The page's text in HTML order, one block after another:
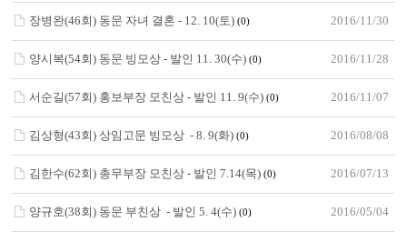
장병완(46회) 동문 자녀 결혼 - 12. 10(토)(0) 2016/11/30
양시복(54회) 동문 빙모상 - 발인 11. 30(수)(0) 2016/11/28
서순길(57회) 홍보부장 모친상 - 발인 11. 9(수)(0) 2016/11/07
김상형(43회) 상임고문 빙모상 - 8. 9(화)(0) 2016/08/08
김한수(62회) 총무부장 모친상 - 발인 7.14(목)(0) 2016/07/13
양규호(38회) 동문 부친상 - 발인 5. 4(수)(0) 2016/05/04